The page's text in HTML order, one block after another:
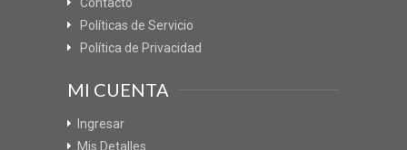
Políticas de Servicio
Política de Privacidad
MI CUENTA
Ingresar
Mis Detalles